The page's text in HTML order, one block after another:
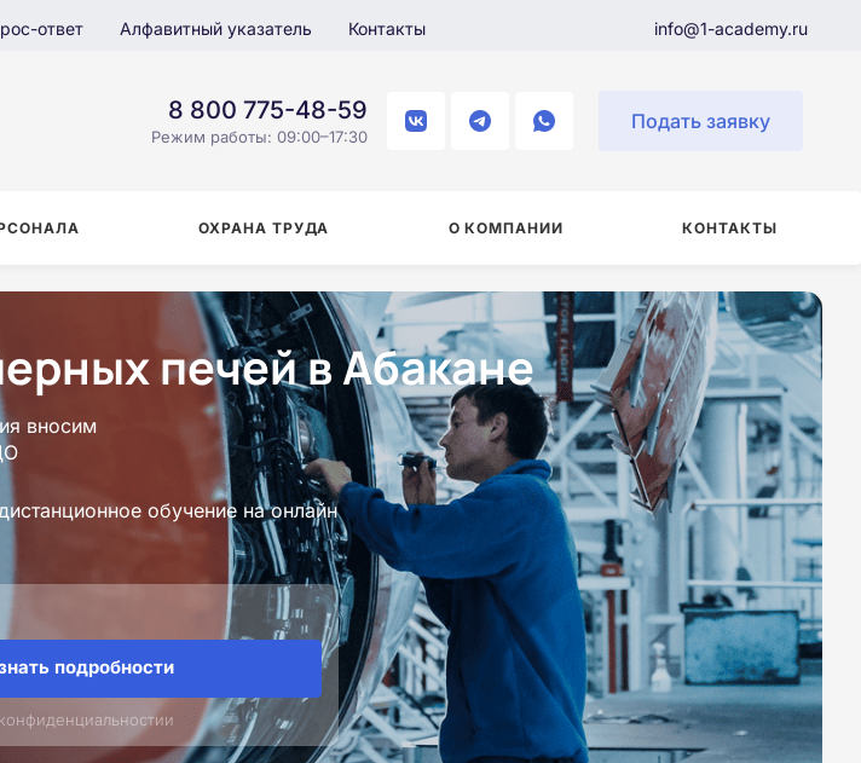
ответ Алфавитный указатель Контакты info@1-academy.ru
8 800 775-48-59
Режим работы: 09:00–17:30
Подать заявку
ОХРАНА ТРУДА О КОМПАНИИ КОНТАКТЫ
печей в Абакане
вносим
обучение на онлайн
подробности